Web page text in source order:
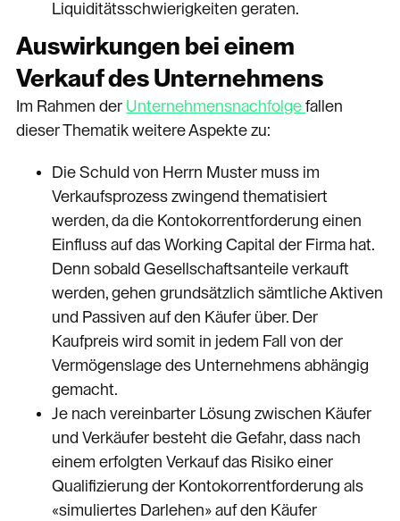
Liquiditätsschwierigkeiten geraten.
Auswirkungen bei einem
Verkauf des Unternehmens
Im Rahmen der Unternehmensnachfolgefallen
dieser Thematik weitere Aspekte zu:
Die Schuld von Herrn Muster muss im
Verkaufsprozess zwingend thematisiert
werden, da die Kontokorrentforderung einen
Einfluss auf das Working Capital der Firma hat.
Denn sobald Gesellschaftsanteile verkauft
werden, gehen grundsätzlich sämtliche Aktiven
und Passiven auf den Käufer über. Der
Kaufpreis wird somit in jedem Fall von der
Vermögenslage des Unternehmens abhängig
gemacht.
Je nach vereinbarter Lösung zwischen Käufer
und Verkäufer besteht die Gefahr, dass nach
einem erfolgten Verkauf das Risiko einer
Qualifizierung der Kontokorrentforderung als
«simuliertes Darlehen» auf den Käufer